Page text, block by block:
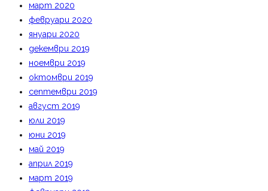
март 2020
февруари 2020
януари 2020
декември 2019
ноември 2019
октомври 2019
септември 2019
август 2019
юли 2019
юни 2019
май 2019
април 2019
март 2019